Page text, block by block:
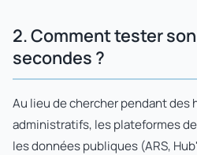
2. Comment tester
secondes ?
Au lieu de chercher pendant
administratifs, les plateformes
les données publiques (ARS,